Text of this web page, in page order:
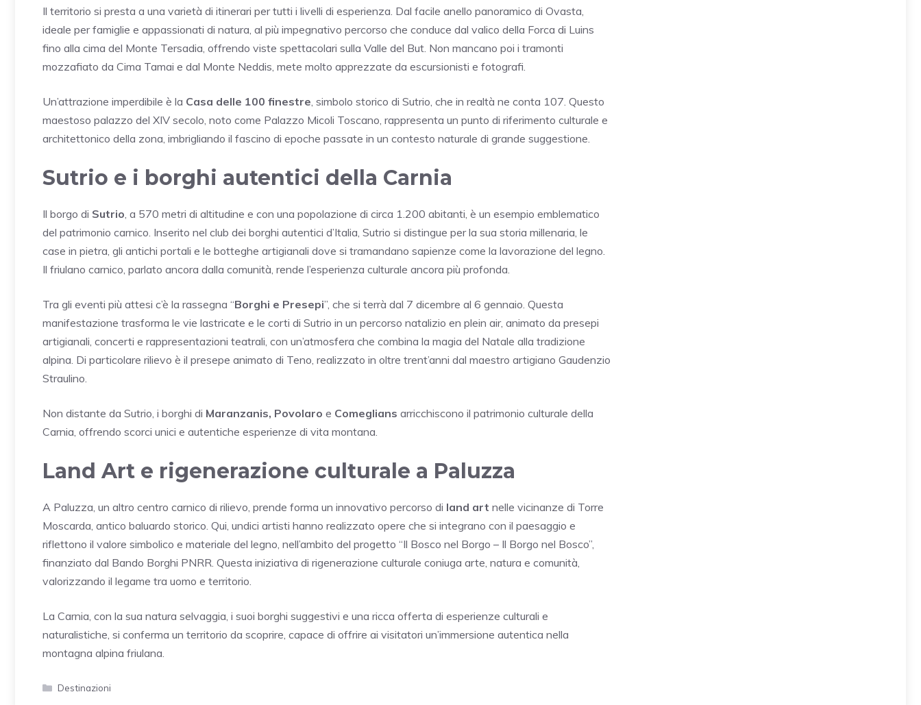
Il territorio si presta a una varietà di itinerari per tutti i livelli di esperienza. Dal facile anello panoramico di Ovasta,
ideale per famiglie e appassionati di natura, al più impegnativo percorso che conduce dal valico della Forca di Luins
fino alla cima del Monte Tersadia, offrendo viste spettacolari sulla Valle del But. Non mancano poi i tramonti
mozzafiato da Cima Tamai e dal Monte Neddis, mete molto apprezzate da escursionisti e fotografi.
Un’attrazione imperdibile è la Casa delle 100 finestre , simbolo storico di Sutrio, che in realtà ne conta 107. Questo
maestoso palazzo del XIV secolo, noto come Palazzo Micoli Toscano, rappresenta un punto di riferimento culturale e
architettonico della zona, imbrigliando il fascino di epoche passate in un contesto naturale di grande suggestione.
Sutrio e i borghi autentici della Carnia
Il borgo di Sutrio , a 570 metri di altitudine e con una popolazione di circa 1.200 abitanti, è un esempio emblematico
del patrimonio carnico. Inserito nel club dei borghi autentici d’Italia, Sutrio si distingue per la sua storia millenaria, le
case in pietra, gli antichi portali e le botteghe artigianali dove si tramandano sapienze come la lavorazione del legno.
Il friulano carnico, parlato ancora dalla comunità, rende l’esperienza culturale ancora più profonda.
Tra gli eventi più attesi c’è la rassegna “Borghi e Presepi”, che si terrà dal 7 dicembre al 6 gennaio. Questa
manifestazione trasforma le vie lastricate e le corti di Sutrio in un percorso natalizio en plein air, animato da presepi
artigianali, concerti e rappresentazioni teatrali, con un’atmosfera che combina la magia del Natale alla tradizione
alpina. Di particolare rilievo è il presepe animato di Teno, realizzato in oltre trent’anni dal maestro artigiano Gaudenzio
Straulino.
Non distante da Sutrio, i borghi di Maranzanis, Povolaro e Comeglians arricchiscono il patrimonio culturale della
Carnia, offrendo scorci unici e autentiche esperienze di vita montana.
Land Art e rigenerazione culturale a Paluzza
A Paluzza, un altro centro carnico di rilievo, prende forma un innovativo percorso di land art nelle vicinanze di Torre
Moscarda, antico baluardo storico. Qui, undici artisti hanno realizzato opere che si integrano con il paesaggio e
riflettono il valore simbolico e materiale del legno, nell’ambito del progetto “Il Bosco nel Borgo – Il Borgo nel Bosco”,
finanziato dal Bando Borghi PNRR. Questa iniziativa di rigenerazione culturale coniuga arte, natura e comunità,
valorizzando il legame tra uomo e territorio.
La Carnia, con la sua natura selvaggia, i suoi borghi suggestivi e una ricca offerta di esperienze culturali e
naturalistiche, si conferma un territorio da scoprire, capace di offrire ai visitatori un’immersione autentica nella
montagna alpina friulana.
Categorie
Destinazioni